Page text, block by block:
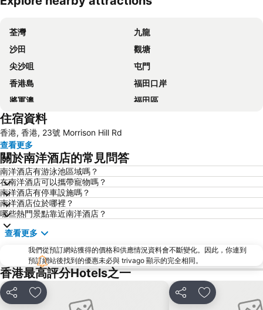
展開地圖
荃灣
九龍
沙田
觀塘
尖沙咀
屯門
香港島
福田口岸
將軍澳
福田區
Mong Kok Metro Station
南山區
元朗
天水圍
Wan Chai Metro Station
海洋公園
深水埗區
黃金海岸
新界
羅湖口岸
羅湖
North Point Metro Station
中環
Cheung Chau
羅湖口岸
Sheung Wan Metro Station
Tsing Yi Metro Station
寶安區
住宿資料
香港, 香港, 23號 Morrison Hill Rd
查看更多
關於南洋酒店的常見問答
南洋酒店有游泳池區域嗎？
在南洋酒店可以攜帶寵物嗎？
南洋酒店有停車設施嗎？
南洋酒店位於哪裡？
哪些熱門景點靠近南洋酒店？
查看更多
我們從預訂網站獲得的價格和供應情況資料會不斷變化。因此，你連到
預訂網站後找到的優惠未必與 trivago 顯示的完全相同。
香港最高評分Hotels之一
分享 放到收藏夾 分享 放到收藏夾